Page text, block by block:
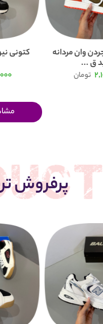
وان مردانه
ق ...
تومان
پرفروش